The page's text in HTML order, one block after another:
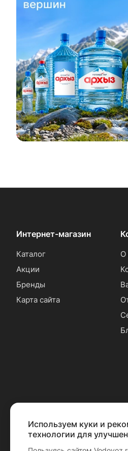
Интернет-магазин
Каталог
Акции
Бренды
Карта сайта
О
Используем куки и
технологии для